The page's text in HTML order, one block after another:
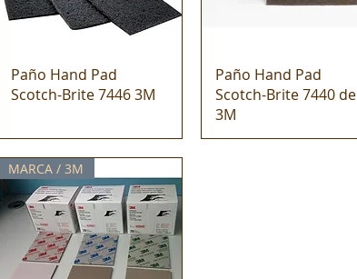
Paño Hand Pad
Scotch-Brite 7446 3M
Paño Hand Pad
Scotch-Brite 7440 de
3M
MARCA / 3M